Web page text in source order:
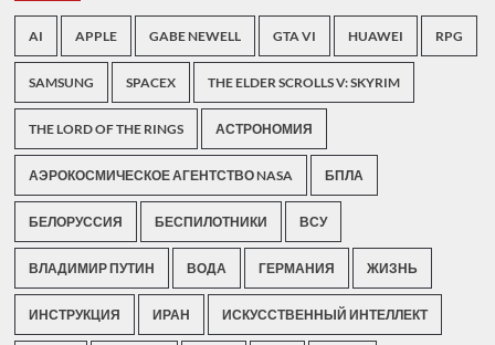
AI APPLE GABE NEWELL GTA VI HUAWEI RPG
SAMSUNG SPACEX THE ELDER SCROLLS V: SKYRIM
THE LORD OF THE RINGS АСТРОНОМИЯ
АЭРОКОСМИЧЕСКОЕ АГЕНТСТВО NASA БПЛА
БЕЛОРУССИЯ БЕСПИЛОТНИКИ ВСУ
ВЛАДИМИР ПУТИН ВОДА ГЕРМАНИЯ ЖИЗНЬ
ИНСТРУКЦИЯ ИРАН ИСКУССТВЕННЫЙ ИНТЕЛЛЕКТ